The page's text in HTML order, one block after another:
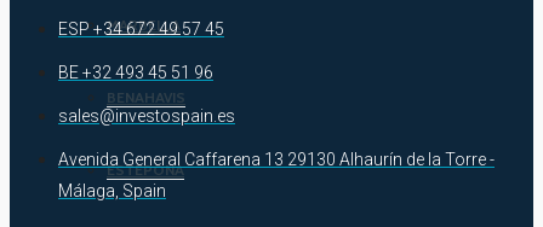
MARBELLA
BENAHAVIS
ESTEPONA
ESP +34 672 49 57 45
BE +32 493 45 51 96
sales@investospain.es
Avenida General Caffarena 13 29130 Alhaurín de la Torre -
Málaga, Spain